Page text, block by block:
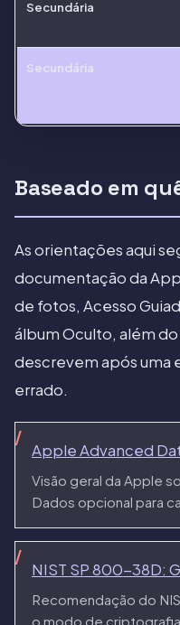
Secundária
Secundária
Baseado em
As orientações aqui
documentação da
de fotos, Acesso
álbum Oculto, além
descrevem após uma
errado.
Apple Advanced
Visão geral da Apple
Dados opcional para
NIST SP 800-38D:
Recomendação do
o modo de